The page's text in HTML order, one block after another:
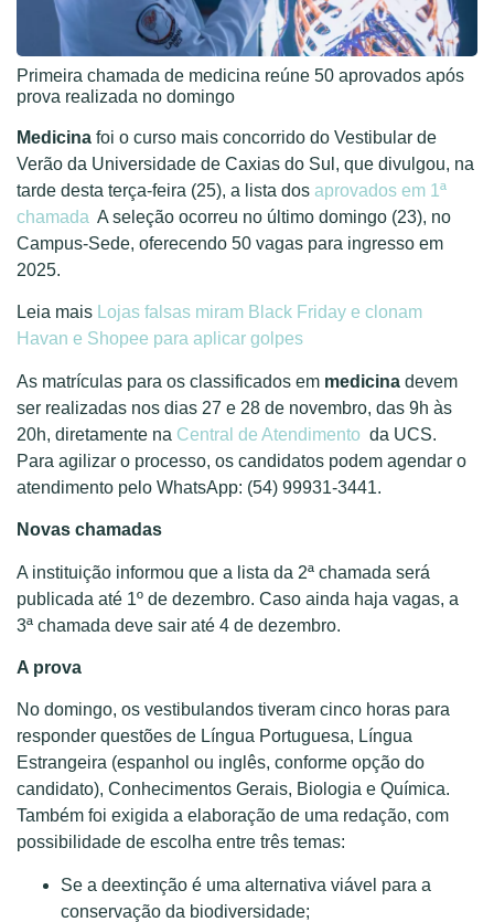
Primeira chamada de medicina reúne 50 aprovados após
prova realizada no domingo
Medicina foi o curso mais concorrido do Vestibular de
Verão da Universidade de Caxias do Sul, que divulgou, na
tarde desta terça-feira (25), a lista dos aprovados em 1ª
chamada A seleção ocorreu no último domingo (23), no
Campus-Sede, oferecendo 50 vagas para ingresso em
2025.
Leia mais
Lojas falsas miram Black Friday e clonam
Havan e Shopee para aplicar golpes
As matrículas para os classificados em medicina devem
ser realizadas nos dias 27 e 28 de novembro, das 9h às
20h, diretamente na Central de Atendimento da UCS.
Para agilizar o processo, os candidatos podem agendar o
atendimento pelo WhatsApp: (54) 99931-3441.
Novas chamadas
A instituição informou que a lista da 2ª chamada será
publicada até 1º de dezembro. Caso ainda haja vagas, a
3ª chamada deve sair até 4 de dezembro.
A prova
No domingo, os vestibulandos tiveram cinco horas para
responder questões de Língua Portuguesa, Língua
Estrangeira (espanhol ou inglês, conforme opção do
candidato), Conhecimentos Gerais, Biologia e Química.
Também foi exigida a elaboração de uma redação, com
possibilidade de escolha entre três temas:
Se a deextinção é uma alternativa viável para a
conservação da biodiversidade;